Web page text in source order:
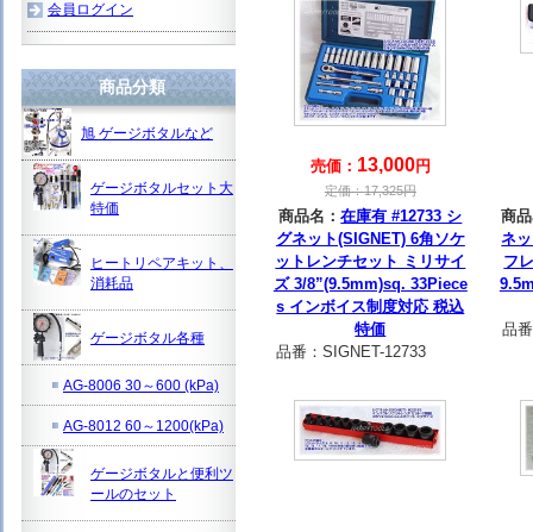
売価： 13,000円
定価：17,325円
商品名：在庫有 #12733 シ
グネット(SIGNET) 6角ソケ
ットレンチセット ミリサイ
ズ 3/8”(9.5mm)sq. 33Piece
s インボイス制度対応 税込
特価
品番： SIGNET-12733
商
ネ
フ
品
会員ログイン
商品分類
旭 ゲージボタルなど
ゲージボタルセット大
特価
ヒートリペアキット、
消耗品
ゲージボタル各種
AG-8006 30～600 (kPa)
AG-8012 60～1200(kPa)
ゲージボタルと便利ツ
ールのセット